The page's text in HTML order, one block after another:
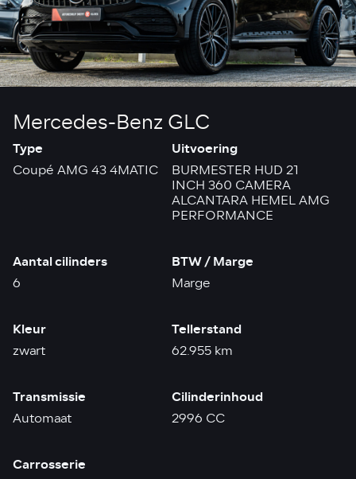
Mercedes-Benz GLC
Type
Coupé AMG 43 4MATIC
Uitvoering
BURMESTER HUD 21
INCH 360 CAMERA
ALCANTARA HEMEL AMG
PERFORMANCE
Aantal cilinders
6
BTW / Marge
Marge
Kleur
zwart
Tellerstand
62.955 km
Transmissie
Automaat
Cilinderinhoud
2996 CC
Carrosserie